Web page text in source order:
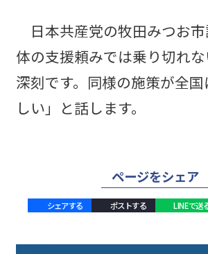
日本共産党の牧田みつお
体の支援頼みでは乗り切れ
深刻です。同様の施策が全
しい」と話します。
ページをシェア
シェアする ポストする LINEで送